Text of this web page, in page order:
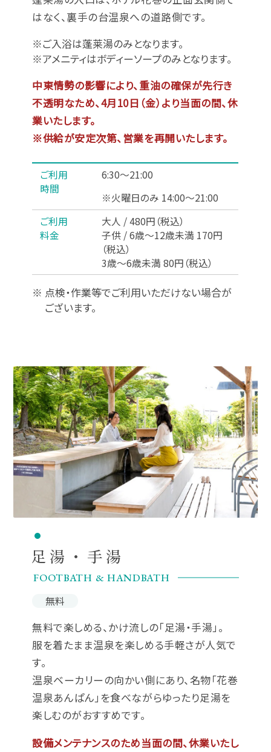
はなく、裏手の台温泉への道路側です。
※ご入浴は蓬莱湯のみとなります。
※アメニティはボディーソープのみとなります。
中東情勢の影響により、重油の確保が先行き
不透明なため、4月10日（金）より当面の間、休
業いたします。
※供給が安定次第、営業を再開いたします。
ご利用
時間
6:30～21:00
※火曜日のみ 14:00～21:00
ご利用
料金
大人 / 480円 （税込）
子供 / 6歳～12歳未満 170円
（税込）
3歳～6歳未満 80円 （税込）
※ 点検・作業等でご利用いただけない場合が
ございます。
足湯・手湯
FOOTBATH & HANDBATH
無料
無料で楽しめる、かけ流しの「足湯・手湯」。
服を着たまま温泉を楽しめる手軽さが人気で
す。
温泉ベーカリーの向かい側にあり、名物「花巻
温泉あんぱん」を食べながらゆったり足湯を
楽しむのがおすすめです。
設備メンテナンスのため当面の間、休業いたし